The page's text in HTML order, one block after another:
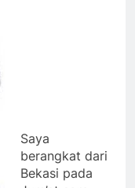
Saya
berangkat dari
Bekasi pada